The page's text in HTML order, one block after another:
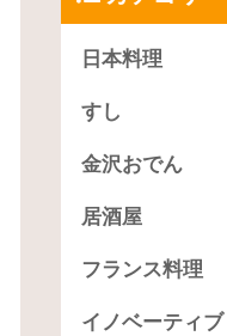
日本料理
すし
金沢おでん
居酒屋
フランス料理
イノベーティブ